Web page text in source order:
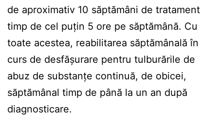
de aproximativ 10 săptămâni de tratament
timp de cel puțin 5 ore pe săptămână. Cu
toate acestea, reabilitarea săptămânală în
curs de desfășurare pentru tulburările de
abuz de substanțe continuă, de obicei,
săptămânal timp de până la un an după
diagnosticare.